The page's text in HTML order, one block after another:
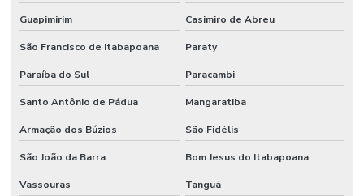
Guapimirim Casimiro de Abreu
São Francisco de Itabapoana Paraty
Paraíba do Sul Paracambi
Santo Antônio de Pádua Mangaratiba
Armação dos Búzios São Fidélis
São João da Barra Bom Jesus do Itabapoana
Vassouras Tanguá